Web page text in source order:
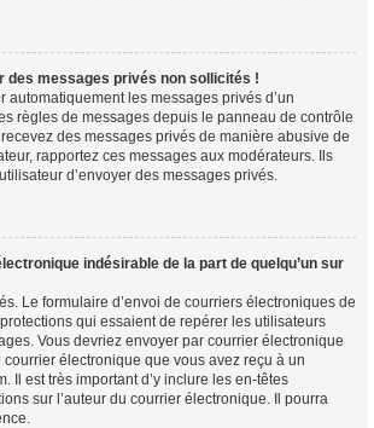
des messages privés non sollicités !
automatiquement les messages privés d’un
règles de messages depuis le panneau de contrôle
des messages privés de manière abusive de
rapportez ces messages aux modérateurs. Ils
d’envoyer des messages privés.
indésirable de la part de quelqu’un sur
Le formulaire d’envoi de courriers électroniques de
qui essaient de repérer les utilisateurs
Vous devriez envoyer par courrier électronique
électronique que vous avez reçu à un
Il est très important d’y inclure les en-têtes
sur l’auteur du courrier électronique. Il pourra